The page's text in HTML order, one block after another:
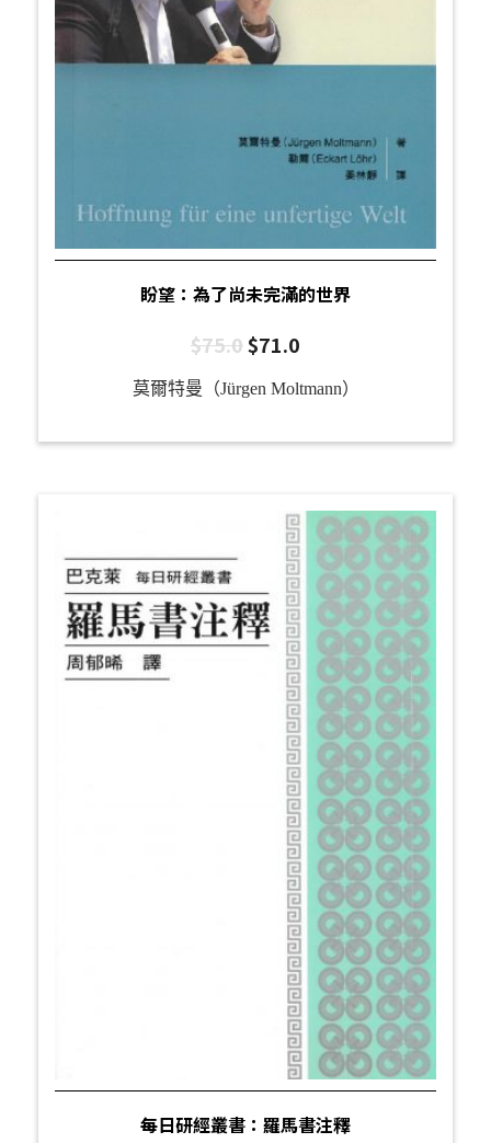
盼望：為了尚未完滿的世界
$75.0$71.0
莫爾特曼（Jürgen Moltmann）
每日研經叢書：羅馬書注釋